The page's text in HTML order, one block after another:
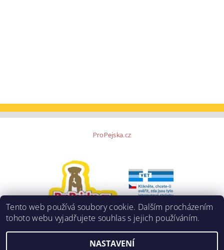
ProPejska.cz
Tento web používá soubory cookie. Dalším procházením
tohoto webu vyjadřujete souhlas s jejich používáním.
NASTAVENÍ